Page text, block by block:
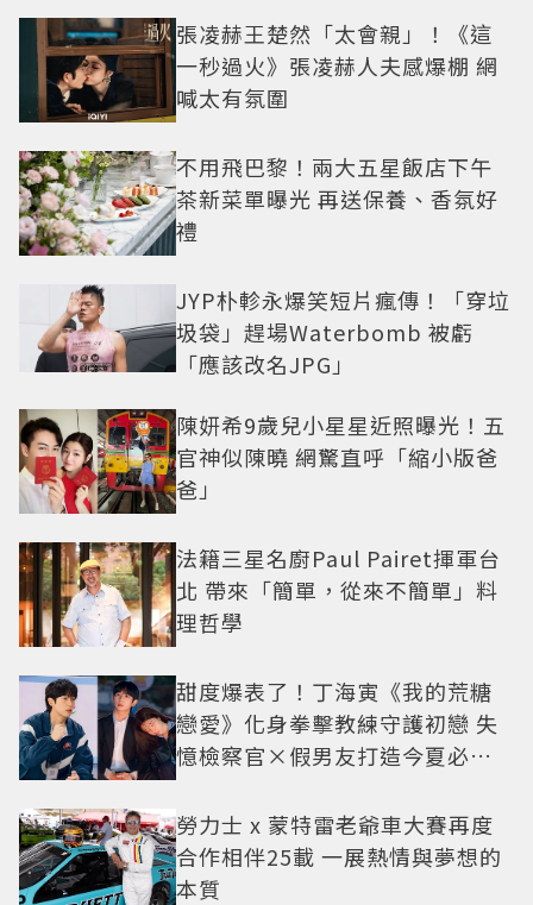
張凌赫王楚然「太會親」！《這
一秒過火》張凌赫人夫感爆棚 網
喊太有氛圍
不用飛巴黎！兩大五星飯店下午
茶新菜單曝光 再送保養、香氛好
禮
JYP朴軫永爆笑短片瘋傳！「穿垃
圾袋」趕場Waterbomb 被虧
「應該改名JPG」
陳妍希9歲兒小星星近照曝光！五
官神似陳曉 網驚直呼「縮小版爸
爸」
法籍三星名廚Paul Pairet揮軍台
北 帶來「簡單，從來不簡單」料
理哲學
甜度爆表了！丁海寅《我的荒糖
戀愛》化身拳擊教練守護初戀 失
憶檢察官×假男友打造今夏必看
勞力士 x 蒙特雷老爺車大賽再度
合作相伴25載 一展熱情與夢想的
本質